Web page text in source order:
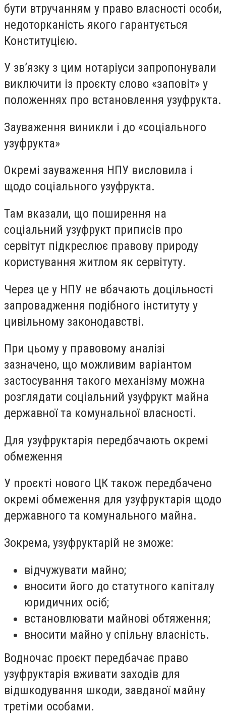
бути втручанням у право власності особи,
недоторканість якого гарантується
Конституцією.
У зв’язку з цим нотаріуси запропонували
виключити із проєкту слово «заповіт» у
положеннях про встановлення узуфрукта.
Зауваження виникли і до «соціального
узуфрукта»
Окремі зауваження НПУ висловила і
щодо соціального узуфрукта.
Там вказали, що поширення на
соціальний узуфрукт приписів про
сервітут підкреслює правову природу
користування житлом як сервітуту.
Через це у НПУ не вбачають доцільності
запровадження подібного інституту у
цивільному законодавстві.
При цьому у правовому аналізі
зазначено, що можливим варіантом
застосування такого механізму можна
розглядати соціальний узуфрукт майна
державної та комунальної власності.
Для узуфруктарія передбачають окремі
обмеження
У проєкті нового ЦК також передбачено
окремі обмеження для узуфруктарія щодо
державного та комунального майна.
Зокрема, узуфруктарій не зможе:
відчужувати майно;
вносити його до статутного капіталу
юридичних осіб;
встановлювати майнові обтяження;
вносити майно у спільну власність.
Водночас проєкт передбачає право
узуфруктарія вживати заходів для
відшкодування шкоди, завданої майну
третіми особами.